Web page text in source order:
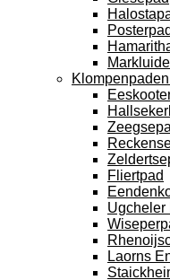
Posterpad
Fliertpad
Ugcheler
Laorns